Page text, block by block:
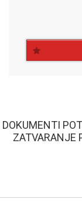
DOKUMENTI
ZATVARANJE